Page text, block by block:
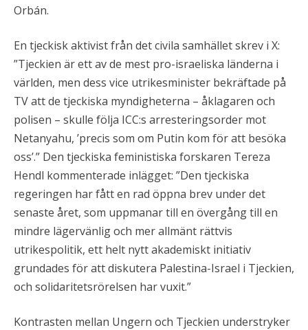
Orbán.
En tjeckisk aktivist från det civila samhället skrev i X:
”Tjeckien är ett av de mest pro-israeliska länderna i
världen, men dess vice utrikesminister bekräftade på
TV att de tjeckiska myndigheterna – åklagaren och
polisen – skulle följa ICC:s arresteringsorder mot
Netanyahu, ’precis som om Putin kom för att besöka
oss’.” Den tjeckiska feministiska forskaren Tereza
Hendl kommenterade inlägget: ”Den tjeckiska
regeringen har fått en rad öppna brev under det
senaste året, som uppmanar till en övergång till en
mindre lägervänlig och mer allmänt rättvis
utrikespolitik, ett helt nytt akademiskt initiativ
grundades för att diskutera Palestina-Israel i Tjeckien,
och solidaritetsrörelsen har vuxit.”
Kontrasten mellan Ungern och Tjeckien understryker